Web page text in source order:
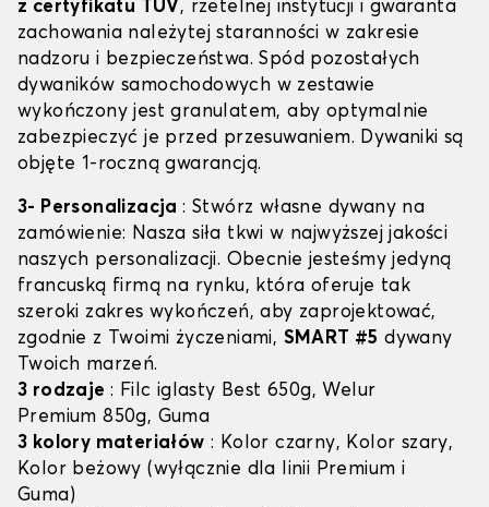
z certyfikatu TÜV, rzetelnej instytucji i gwaranta
zachowania należytej staranności w zakresie
nadzoru i bezpieczeństwa. Spód pozostałych
dywaników samochodowych w zestawie
wykończony jest granulatem, aby optymalnie
zabezpieczyć je przed przesuwaniem. Dywaniki są
objęte 1-roczną gwarancją.
3- Personalizacja: Stwórz własne dywany na
zamówienie: Nasza siła tkwi w najwyższej jakości
naszych personalizacji. Obecnie jesteśmy jedyną
francuską firmą na rynku, która oferuje tak
szeroki zakres wykończeń, aby zaprojektować,
zgodnie z Twoimi życzeniami, SMART #5 dywany
Twoich marzeń.
3 rodzaje : Filc iglasty Best 650g, Welur
Premium 850g, Guma
3 kolory materiałów : Kolor czarny, Kolor szary,
Kolor beżowy (wyłącznie dla linii Premium i
Guma)